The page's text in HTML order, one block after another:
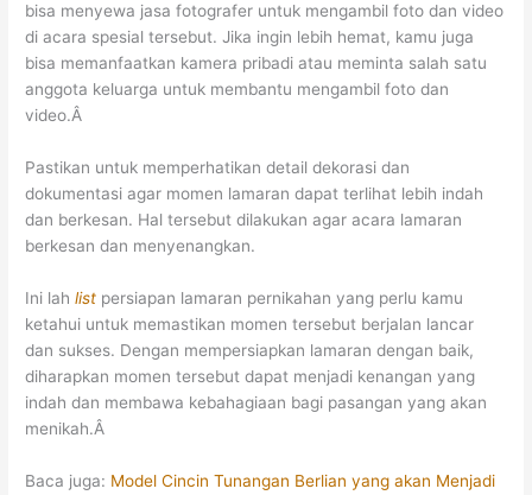
bisa menyewa jasa fotografer untuk mengambil foto dan video
di acara spesial tersebut. Jika ingin lebih hemat, kamu juga
bisa memanfaatkan kamera pribadi atau meminta salah satu
anggota keluarga untuk membantu mengambil foto dan
video.Â
Pastikan untuk memperhatikan detail dekorasi dan
dokumentasi agar momen lamaran dapat terlihat lebih indah
dan berkesan. Hal tersebut dilakukanagar acara lamaran
berkesan dan menyenangkan.
Ini lah list persiapan lamaran pernikahan yang perlu kamu
ketahui untuk memastikan momen tersebut berjalan lancar
dan sukses. Dengan mempersiapkan lamaran dengan baik,
diharapkan momen tersebut dapat menjadi kenangan yang
indah dan membawa kebahagiaan bagi pasangan yang akan
menikah.Â
Baca juga: Model Cincin Tunangan Berlian yang akan Menjadi